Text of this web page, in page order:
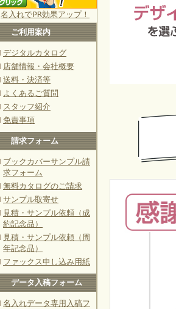
名入れでPR効果アップ！
ご利用案内
デジタルカタログ
店舗情報・会社概要
送料・決済等
よくあるご質問
スタッフ紹介
免責事項
請求フォーム
ブックカバーサンプル請
求フォーム
無料カタログのご請求
サンプル取寄せ
見積・サンプル依頼（成
約記念品）
見積・サンプル依頼（周
年記念品）
ファックス申し込み用紙
データ入稿フォーム
名入れデータ専用入稿フ